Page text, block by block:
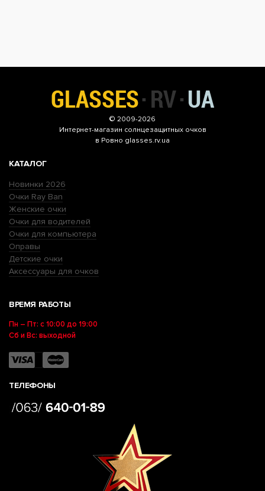
© 2009-2026
Интернет-магазин солнцезащитных очков
в Ровно glasses.rv.ua
КАТАЛОГ
Новинки 2026
Очки Ray Ban
Женские очки
Очки для водителей
Очки для компьютера
Оправы
Детские очки
Аксессуары для очков
ВРЕМЯ РАБОТЫ
Пн – Пт: с 10:00 до 19:00
Сб и Вс: выходной
ТЕЛЕФОНЫ